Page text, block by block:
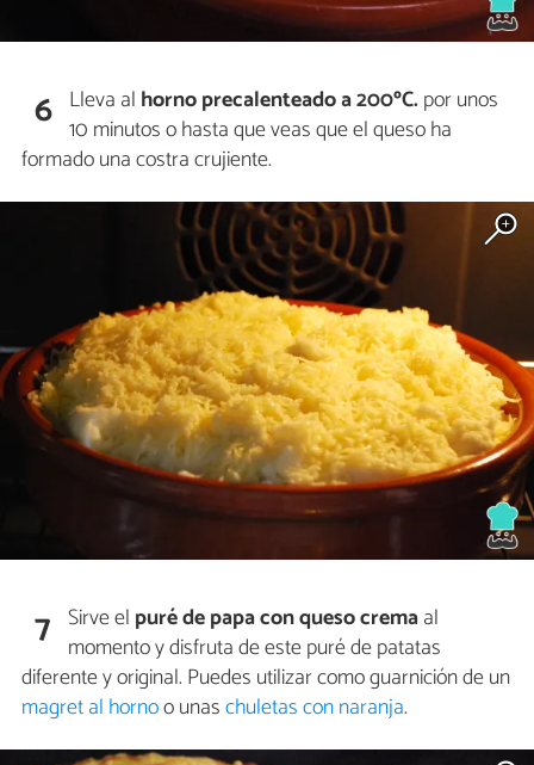
6 Lleva al horno precalenteado a 200ºC.por unos
10 minutos o hasta que veas que el queso ha
formado una costra crujiente.
7 Sirve el puré de papa con queso cremaal
momento y disfruta de este puré de patatas
diferente y original. Puedes utilizar como guarnición de un
magret al hornoo unaschuletas con naranja.